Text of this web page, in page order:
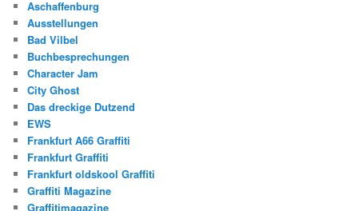
Aschaffenburg
Ausstellungen
Bad Vilbel
Buchbesprechungen
Character Jam
City Ghost
Das dreckige Dutzend
EWS
Frankfurt A66 Graffiti
Frankfurt Graffiti
Frankfurt oldskool Graffiti
Graffiti Magazine
Graffitimagazine